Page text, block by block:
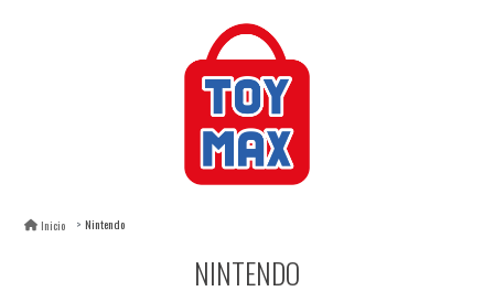
Inicio Nintendo
NINTENDO